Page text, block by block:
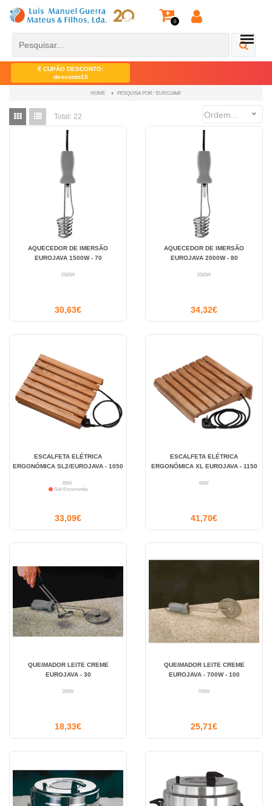
0
CUPÃO DESCONTO:
desconto15
HOME PESQUISA POR: 'EUROJAVA'
Total: 22 Ordem...
AQUECEDOR DE IMERSÃO
EUROJAVA 1500W - 70
1500W
30,63€
AQUECEDOR DE IMERSÃO
EUROJAVA 2000W - 80
2000W
34,32€
ESCALFETA ELÉTRICA
ERGONÓMICA SL2/EUROJAVA - 1050
65W
Sob Encomenda
33,09€
ESCALFETA ELÉTRICA
ERGONÓMICA XL EUROJAVA - 1150
60W
41,70€
QUEIMADOR LEITE CREME
EUROJAVA - 30
350W
18,33€
QUEIMADOR LEITE CREME
EUROJAVA - 700W - 100
700W
25,71€